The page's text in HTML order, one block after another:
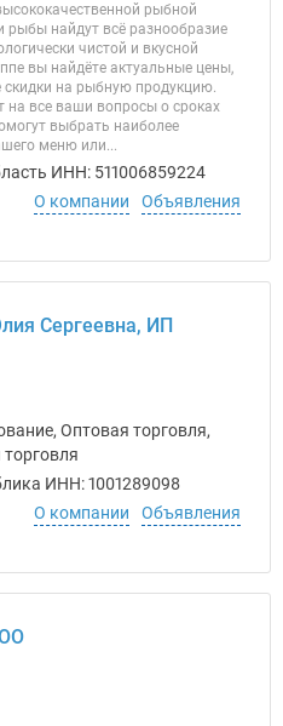
рыбной
рыбы найдут всё разнообразие
чистой и вкусной
вы найдёте актуальные цены,
скидки на рыбную продукцию.
все ваши вопросы о сроках
выбрать наиболее
меню или...
ИНН: 511006859224
О компании
Объявления
Сергеевна, ИП
Оптовая торговля,
ИНН: 1001289098
О компании
Объявления